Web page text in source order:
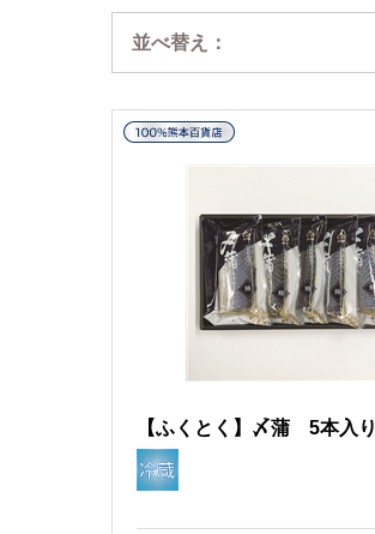
並べ替え：
【ふくとく】〆蒲 5本入り